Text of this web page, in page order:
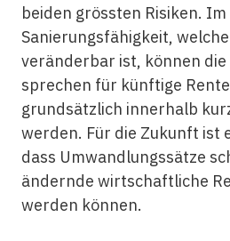
beiden grössten Risiken.
Sanierungsfähigkeit,
veränderbar ist, können
sprechen für künftige
grundsätzlich innerhalb
werden. Für die Zukunft ist
dass Umwandlungssätze
ändernde wirtschaftliche
werden können.